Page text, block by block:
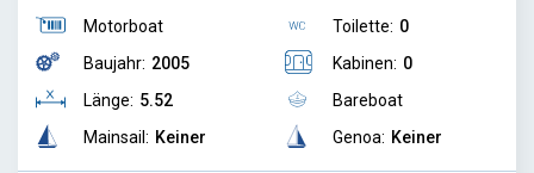
Motorboat
Baujahr: 2005
Länge: 5.52
Mainsail: Keiner
Toilette: 0
Kabinen: 0
Bareboat
Genoa: Keiner